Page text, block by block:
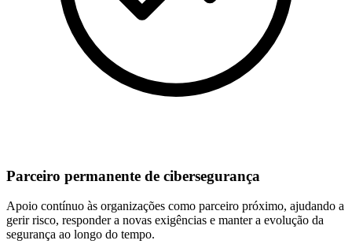
Parceiro permanente de cibersegurança
Apoio contínuo às organizações como parceiro próximo, ajudando a
gerir risco, responder a novas exigências e manter a evolução da
segurança ao longo do tempo.